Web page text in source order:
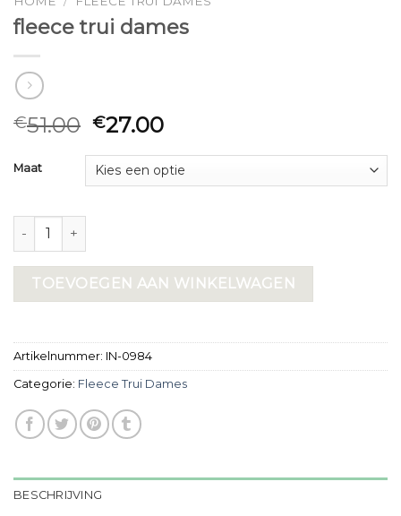
fleece trui dames
€51.00 €27.00
Maat
fleece trui dames aantal
TOEVOEGEN AAN WINKELWAGEN
Artikelnummer: IN-0984
Categorie: Fleece Trui Dames
BESCHRIJVING